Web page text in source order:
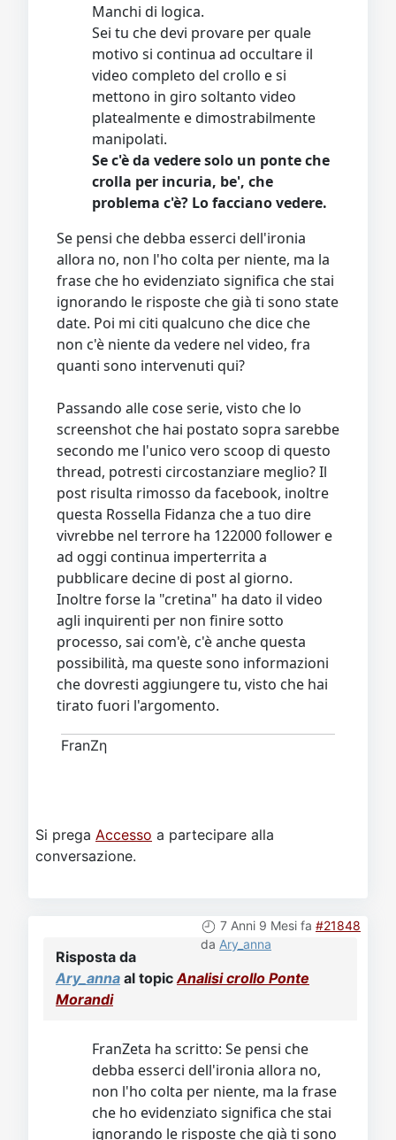
Manchi di logica.
Sei tu che devi provare per quale
motivo si continua ad occultare il
video completo del crollo e si
mettono in giro soltanto video
platealmente e dimostrabilmente
manipolati.
Se c'è da vedere solo un ponte che
crolla per incuria, be', che
problema c'è? Lo facciano vedere.
Se pensi che debba esserci dell'ironia
allora no, non l'ho colta per niente, ma la
frase che ho evidenziato significa che stai
ignorando le risposte che già ti sono state
date. Poi mi citi qualcuno che dice che
non c'è niente da vedere nel video, fra
quanti sono intervenuti qui?
Passando alle cose serie, visto che lo
screenshot che hai postato sopra sarebbe
secondo me l'unico vero scoop di questo
thread, potresti circostanziare meglio? Il
post risulta rimosso da facebook, inoltre
questa Rossella Fidanza che a tuo dire
vivrebbe nel terrore ha 122000 follower e
ad oggi continua imperterrita a
pubblicare decine di post al giorno.
Inoltre forse la "cretina" ha dato il video
agli inquirenti per non finire sotto
processo, sai com'è, c'è anche questa
possibilità, ma queste sono informazioni
che dovresti aggiungere tu, visto che hai
tirato fuori l'argomento.
FranZη
Si prega Accesso a partecipare alla
conversazione.
7 Anni 9 Mesi fa #21848
da Ary_anna
Risposta da
Ary_anna al topic Analisi crollo Ponte
Morandi
FranZeta ha scritto: Se pensi che
debba esserci dell'ironia allora no,
non l'ho colta per niente, ma la frase
che ho evidenziato significa che stai
ignorando le risposte che già ti sono